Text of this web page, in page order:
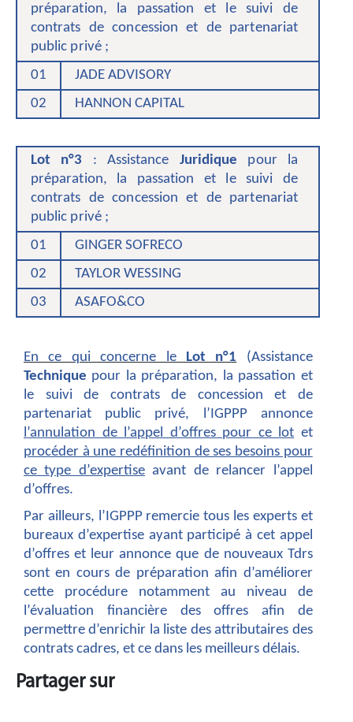
préparation, la passation et le suivi de
contrats de concession et de partenariat
public privé ;
01
JADE ADVISORY
02
HANNON CAPITAL
Lot n°3 : Assistance Juridique pour la
préparation, la passation et le suivi de
contrats de concession et de partenariat
public privé ;
01
GINGER SOFRECO
02
TAYLOR WESSING
03
ASAFO&CO
En ce qui concerne le Lot n°1 (Assistance
Technique pour la préparation, la passation et
le suivi de contrats de concession et de
partenariat public privé, l’IGPPP annonce
l’annulation de l’appel d’offres pour ce lot et
procéder à une redéfinition de ses besoins pour
ce type d’expertiseavant de relancer l’appel
d’offres.
Par ailleurs, l’IGPPP remercie tous les experts et
bureaux d’expertise ayant participé à cet appel
d’offres et leur annonce que de nouveaux Tdrs
sont en cours de préparation afin d’améliorer
cette procédure notamment au niveau de
l’évaluation financière des offres afin de
permettre d’enrichir la liste des attributaires des
contrats cadres, et ce dans les meilleurs délais.
Partager sur